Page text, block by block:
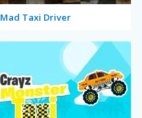
Mad Taxi Driver